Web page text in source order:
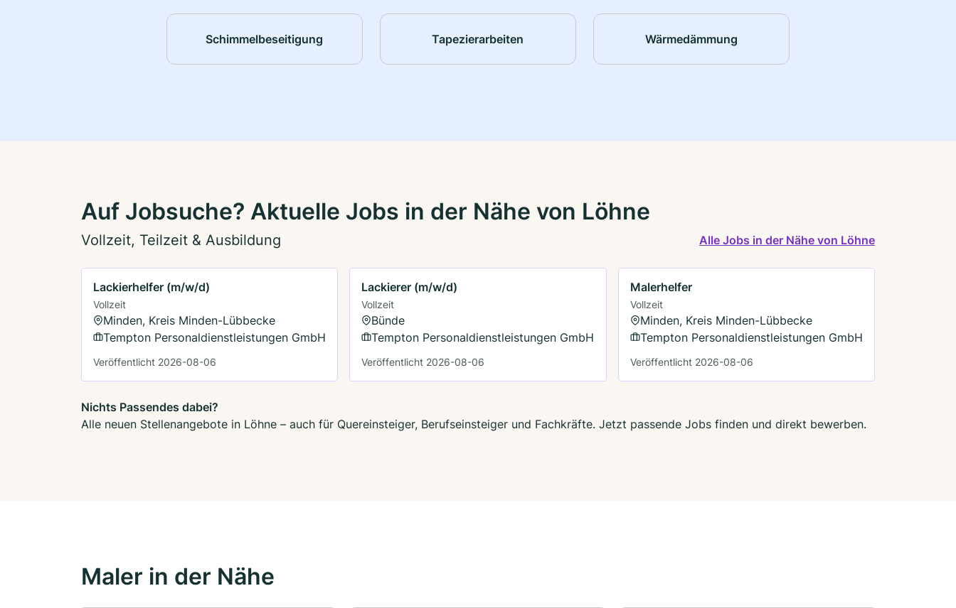
Schimmelbeseitigung Tapezierarbeiten Wärmedämmung
Auf Jobsuche? Aktuelle Jobs in der Nähe von Löhne
Vollzeit, Teilzeit & Ausbildung Alle Jobs in der Nähe von Löhne
Lackierhelfer (m/w/d)
Vollzeit
Minden, Kreis Minden-Lübbecke
Tempton Personaldienstleistungen GmbH
Veröffentlicht 2026-08-06
Lackierer (m/w/d)
Vollzeit
Bünde
Tempton Personaldienstleistungen GmbH
Veröffentlicht 2026-08-06
Malerhelfer
Vollzeit
Minden, Kreis Minden-Lübbecke
Tempton Personaldienstleistungen GmbH
Veröffentlicht 2026-08-06
Nichts Passendes dabei?
Alle neuen Stellenangebote in Löhne – auch für Quereinsteiger, Berufseinsteiger und Fachkräfte. Jetzt passende Jobs finden und direkt bewerben.
Maler in der Nähe